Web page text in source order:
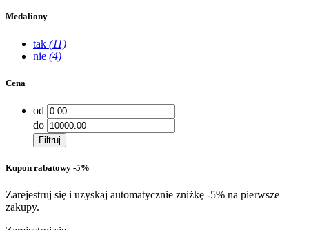
Medaliony
tak (11)
nie (4)
Cena
od
do
Filtruj
Kupon rabatowy -5%
Zarejestruj się i uzyskaj automatycznie zniżkę -5% na pierwsze
zakupy.